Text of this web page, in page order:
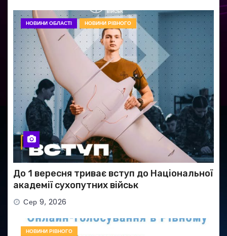
НОВИНИ ОБЛАСТІ НОВИНИ РІВНОГО
До 1 вересня триває вступ до Національної
академії сухопутних військ
Сер 9, 2026
НОВИНИ РІВНОГО